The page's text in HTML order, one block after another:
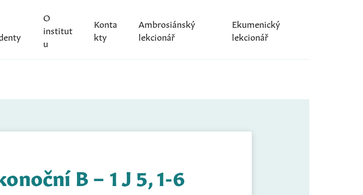
O
institut
u
Konta
kty
Ambrosiánský
lekcionář
Ekumenický
lekcionář
B – 1 J 5, 1-6